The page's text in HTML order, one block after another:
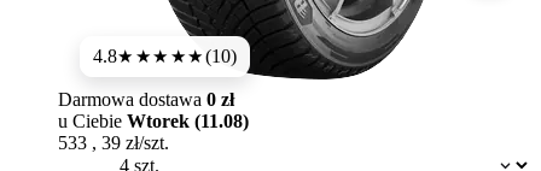
4.8★★★★★(10)
Dostępność:
Darmowa dostawa 0 zł
u Ciebie Wtorek (11.08)
533 , 39 zł/szt.